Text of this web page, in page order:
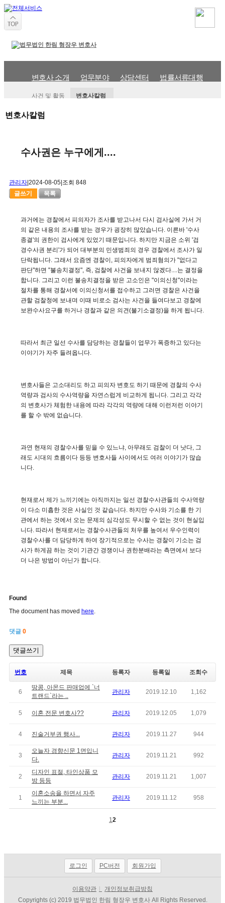
변호사 소개 업무분야 상담센터 법률서류대행
사건 및 활동 변호사칼럼
변호사칼럼
수사권은 누구에게....
관리자|2024-08-05|조회 848
글쓰기
목록
과거에는 경찰에서 피의자가 조사를 받고나서 다시 검사실에 가서 거
의 같은 내용의 조사를 받는 경우가 굉장히 많았습니다. 이른바 '수사
종결'의 권한이 검사에게 있었기 때문입니다. 하지만 지금은 소위 '검
경수사권 분리'가 되어 대부분의 민생범죄의 경우 경찰에서 조사가 일
단락됩니다. 그래서 요즘엔 경찰이, 피의자에게 범죄혐의가 "없다고
판단"하면 "불송치결정", 즉, 검찰에 사건을 보내지 않겠다....는 결정을
합니다. 그리고 이런 불송치결정을 받은 고소인은 "이의신청"이라는
절차를 통해 경찰서에 이의신청서를 접수하고 그러면 경찰은 사건을
관할 검찰청에 보내며 이때 비로소 검사는 사건을 들여다보고 경찰에
보완수사요구를 하거나 경찰과 같은 의견(불기소결정)을 하게 됩니다.
따라서 최근 일선 수사를 담당하는 경찰들이 업무가 폭증하고 있다는
이야기가 자주 들려옵니다.
변호사들은 고소대리도 하고 피의자 변호도 하기 때문에 경찰의 수사
역량과 검사의 수사역량을 자연스럽게 비교하게 됩니다. 그리고 각각
의 변호사가 체험한 내용에 따라 각각의 역량에 대해 이런저런 이야기
를 할 수 밖에 없습니다.
과연 현재의 경찰수사를 믿을 수 있느냐, 아무래도 검찰이 더 낫다, 그
래도 시대의 흐름이다 등등 변호사들 사이에서도 여러 이야기가 많습
니다.
현재로서 제가 느끼기에는 아직까지는 일선 경찰수사관들의 수사역량
이 다소 미흡한 것은 사실인 것 같습니다. 하지만 수사와 기소를 한 기
관에서 하는 것에서 오는 문제의 심각성도 무시할 수 없는 것이 현실입
니다. 따라서 현재로서는 경찰수사관들의 처우를 높여서 우수인력이
경찰수사를 더 담당하게 하여 장기적으로는 수사는 경찰이 기소는 검
사가 하게끔 하는 것이 기관간 경쟁이나 권한분배라는 측면에서 보다
더 나은 방법이 아닌가 합니다.
Found
The document has moved here.
댓글 0
댓글쓰기
번호 제목 등록자 등록일 조회수
6
땅콩, 아몬드 판매업에 `너
트랜드`라는 ..
관리자 2019.12.10 1,162
5 이혼 전문 변호사?? 관리자 2019.12.05 1,079
4 진술거부권 행사... 관리자 2019.11.27 944
3
오늘자 경향신문 1면입니
다.
관리자 2019.11.21 992
2
디자인 표절, 타인상품 모
방 등등
관리자 2019.11.21 1,007
1
이혼소송을 하면서 자주
느끼는 부분...
관리자 2019.11.12 958
12
로그인 PC버전 회원가입
이용약관 l
개인정보취급방침
Copyrights (c) 2019 법무법인 한림 형장우 변호사 All Rights Reserved.